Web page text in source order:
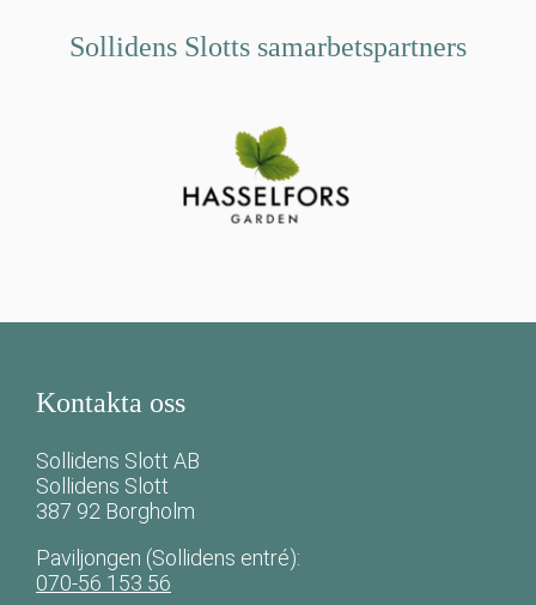
Sollidens Slotts samarbetspartners
Kontakta oss
Sollidens Slott AB
Sollidens Slott
387 92 Borgholm
Paviljongen (Sollidens entré):
070-56 153 56